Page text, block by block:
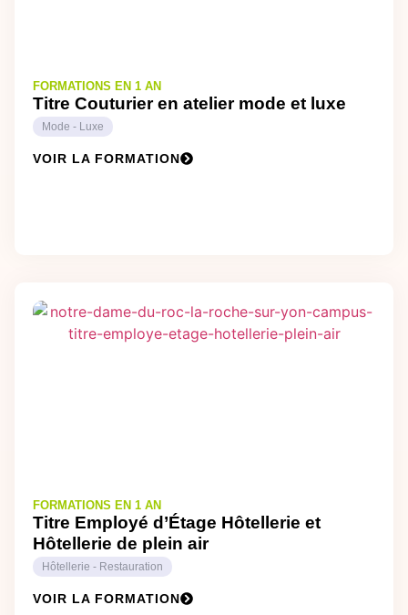
FORMATIONS EN 1 AN
Titre Couturier en atelier mode et luxe
Mode - Luxe
VOIR LA FORMATION
FORMATIONS EN 1 AN
Titre Employé d’Étage Hôtellerie et
Hôtellerie de plein air
Hôtellerie - Restauration
VOIR LA FORMATION